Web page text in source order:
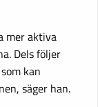
mer aktiva
Dels följer
kan
säger han.